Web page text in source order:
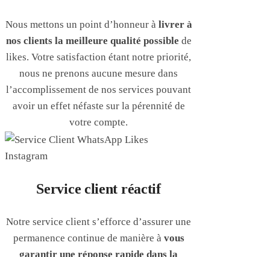
Nous mettons un point d’honneur à livrer à
nos clients la meilleure qualité possible de
likes. Votre satisfaction étant notre priorité,
nous ne prenons aucune mesure dans
l’accomplissement de nos services pouvant
avoir un effet néfaste sur la pérennité de
votre compte.
Service client réactif
Notre service client s’efforce d’assurer une
permanence continue de manière à vous
garantir une réponse rapide dans la